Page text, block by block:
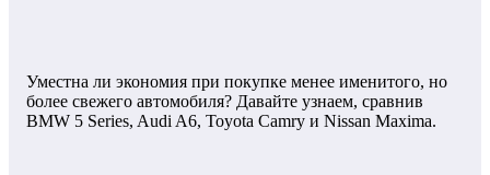
Уместна ли экономия при покупке менее именитого, но
более свежего автомобиля? Давайте узнаем, сравнив
BMW 5 Series, Audi A6, Toyota Camry и Nissan Maxima.